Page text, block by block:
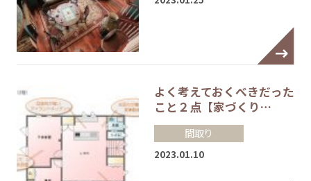
よく考えておくべきだった
こと２点【家づくり…
間取り
2023.01.10